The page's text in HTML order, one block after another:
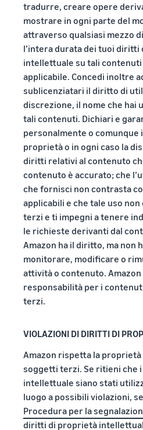
tradurre, creare opere
mostrare in ogni parte del
attraverso qualsiasi mezzo
l’intera durata dei tuoi
intellettuale su tali
applicabile. Concedi inoltre
sublicenziatari il diritto di
discrezione, il nome che hai
tali contenuti. Dichiari e
personalmente o comunque
proprietà o in ogni caso la
diritti relativi al contenuto
contenuto è accurato; che
che fornisci non contrasta
applicabili e che tale uso
terzi e ti impegni a tenere
le richieste derivanti dal
Amazon ha il diritto, ma non
monitorare, modificare o
attività o contenuto. Amazon
responsabilità per i
terzi.
VIOLAZIONI DI DIRITTI DI
Amazon rispetta la
soggetti terzi. Se ritieni che
intellettuale siano stati
luogo a possibili violazioni,
Procedura per la
diritti di proprietà